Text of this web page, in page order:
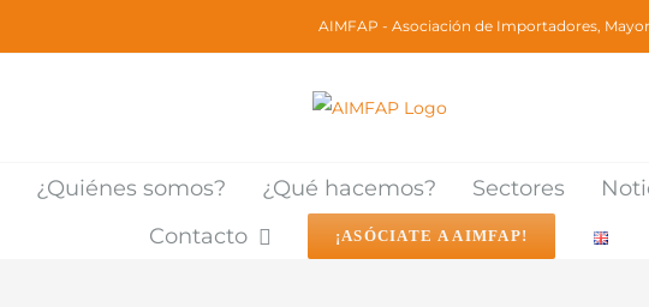
AIMFAP - Asociación de Importadores,
¿Quiénes somos? ¿Qué hacemos? Sectores
Contacto
¡ASÓCIATE A AIMFAP!